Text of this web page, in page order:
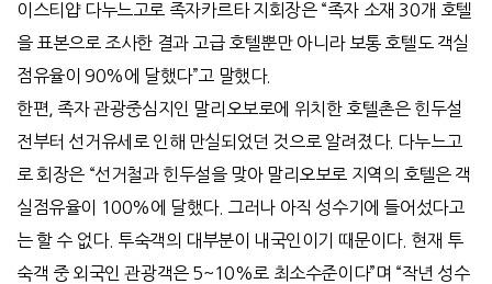
이스티얍 다누느고로 족자카르타 지회장은 “족자 소재 30개 호텔
을 표본으로 조사한 결과 고급 호텔뿐만 아니라 보통 호텔도 객실
점유율이 90%에 달했다”고 말했다.
한편, 족자 관광중심지인 말리오보로에 위치한 호텔촌은 힌두설
전부터 선거유세로 인해 만실되었던 것으로 알려졌다. 다누느고
로 회장은 “선거철과 힌두설을 맞아 말리오보로 지역의 호텔은 객
실점유율이 100%에 달했다. 그러나 아직 성수기에 들어섰다고
는 할 수 없다. 투숙객의 대부분이 내국인이기 때문이다. 현재 투
숙객 중 외국인 관광객은 5~10%로 최소수준이다”며 “작년 성수